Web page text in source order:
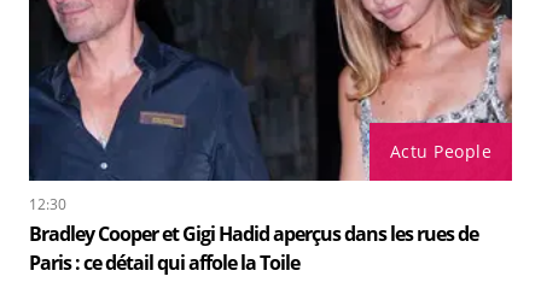
Actu People
12:30
Bradley Cooper et Gigi Hadid aperçus dans les rues de
Paris : ce détail qui affole la Toile